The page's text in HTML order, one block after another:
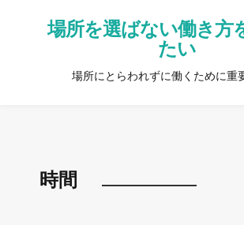
場所を選ばない働き方
たい
場所にとらわれずに働くために重
時間